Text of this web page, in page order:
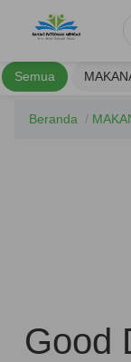
Semua
Beranda /
Good